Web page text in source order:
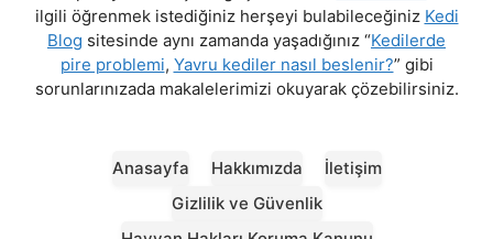
ilgili öğrenmek istediğiniz herşeyi bulabileceğiniz Kedi
Blog sitesinde aynı zamanda yaşadığınız “Kedilerde
pire problemi, Yavru kediler nasıl beslenir?” gibi
sorunlarınızada makalelerimizi okuyarak çözebilirsiniz.
Anasayfa Hakkımızda
İletişim
Gizlilik ve Güvenlik